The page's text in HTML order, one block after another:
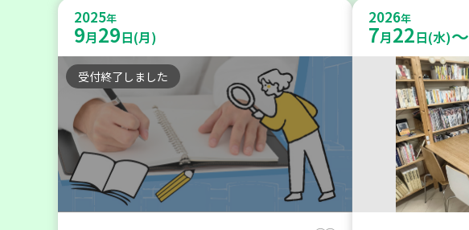
2025年
9月29日(月)
受付終了しました
2026年
7月22日(水)～